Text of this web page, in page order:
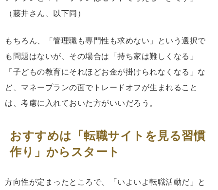
（藤井さん、以下同）
もちろん、「管理職も専門性も求めない」という選択で
も問題はないが、その場合は「持ち家は難しくなる」
「子どもの教育にそれほどお金が掛けられなくなる」な
ど、マネープランの面でトレードオフが生まれること
は、考慮に入れておいた方がいいだろう。
おすすめは「転職サイトを見る習慣
作り」からスタート
方向性が定まったところで、「いよいよ転職活動だ」と